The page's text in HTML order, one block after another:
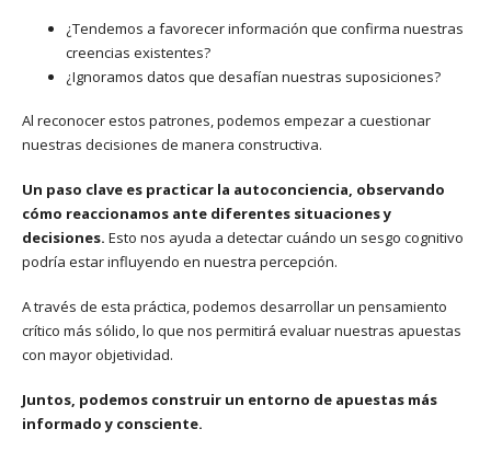
¿Tendemos a favorecer información que confirma nuestras
creencias existentes?
¿Ignoramos datos que desafían nuestras suposiciones?
Al reconocer estos patrones, podemos empezar a cuestionar
nuestras decisiones de manera constructiva.
Un paso clave es practicar la autoconciencia, observando
cómo reaccionamos ante diferentes situaciones y
decisiones. Esto nos ayuda a detectar cuándo un sesgo cognitivo
podría estar influyendo en nuestra percepción.
A través de esta práctica, podemos desarrollar un pensamiento
crítico más sólido, lo que nos permitirá evaluar nuestras apuestas
con mayor objetividad.
Juntos, podemos construir un entorno de apuestas más
informado y consciente.